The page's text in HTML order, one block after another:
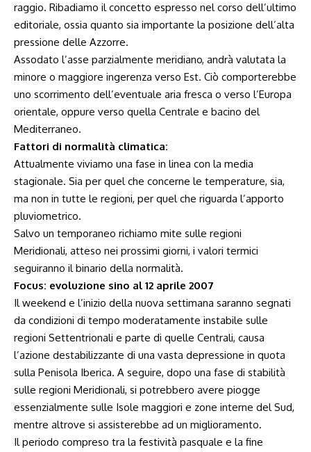
raggio. Ribadiamo il concetto espresso nel corso dell’ultimo
editoriale, ossia quanto sia importante la posizione dell’alta
pressione delle Azzorre.
Assodato l’asse parzialmente meridiano, andrà valutata la
minore o maggiore ingerenza verso Est. Ciò comporterebbe
uno scorrimento dell’eventuale aria fresca o verso l’Europa
orientale, oppure verso quella Centrale e bacino del
Mediterraneo.
Fattori di normalità climatica:
Attualmente viviamo una fase in linea con la media
stagionale. Sia per quel che concerne le temperature, sia,
ma non in tutte le regioni, per quel che riguarda l’apporto
pluviometrico.
Salvo un temporaneo richiamo mite sulle regioni
Meridionali, atteso nei prossimi giorni, i valori termici
seguiranno il binario della normalità.
Focus: evoluzione sino al 12 aprile 2007
Il weekend e l’inizio della nuova settimana saranno segnati
da condizioni di tempo moderatamente instabile sulle
regioni Settentrionali e parte di quelle Centrali, causa
l’azione destabilizzante di una vasta depressione in quota
sulla Penisola Iberica. A seguire, dopo una fase di stabilità
sulle regioni Meridionali, si potrebbero avere piogge
essenzialmente sulle Isole maggiori e zone interne del Sud,
mentre altrove si assisterebbe ad un miglioramento.
Il periodo compreso tra la festività pasquale e la fine